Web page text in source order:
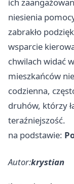
niesienia
zabrakło
wsparcie
chwilach widać
mieszkańców
codzienna,
druhów, którzy
teraźniejszość.
na podstawie:
Autor:krystian